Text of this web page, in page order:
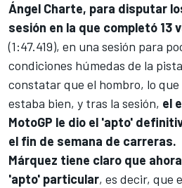
Ángel Charte, para disputar
sesión en la que completó 13
(1:47.419), en una sesión para
condiciones húmedas de la
constatar que el hombro, lo que
estaba bien, y tras la sesión, el
MotoGP le dio el 'apto'
el fin de semana de carreras.
Márquez tiene claro que
'apto' particular, es decir, que